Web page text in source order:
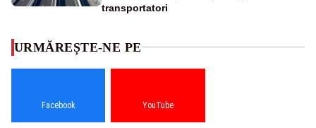
transportatori
URMĂREȘTE-NE PE
Facebook YouTube